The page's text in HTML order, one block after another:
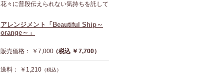
花々に普段伝えられない気持ちを託して
アレンジメント「Beautiful Ship～
orange～」
販売価格： ￥7,000（税込 ￥7,700）
送料： ￥1,210 （税込）